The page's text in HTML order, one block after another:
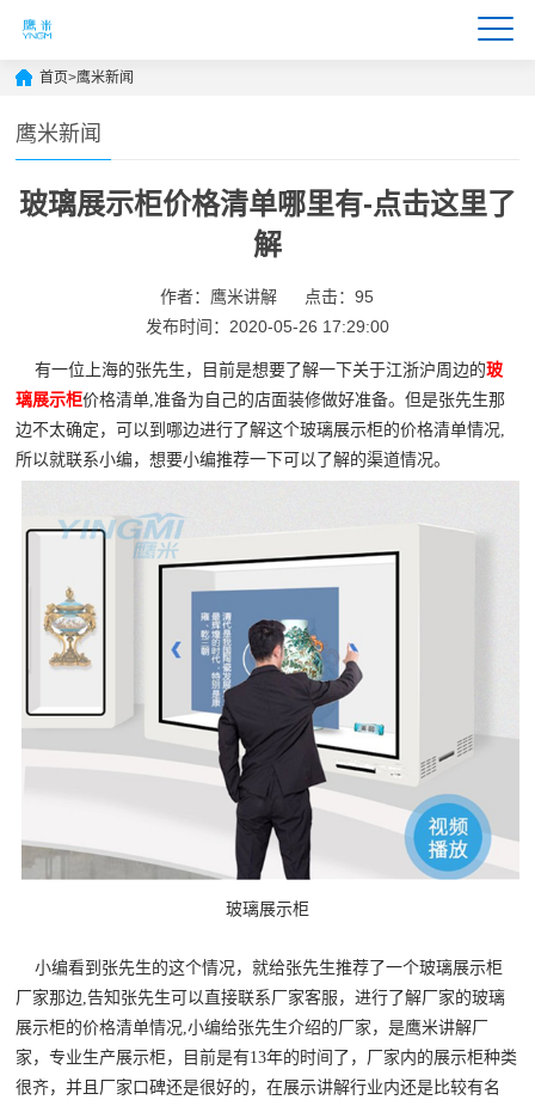
首页>鹰米新闻
鹰米新闻
玻璃展示柜价格清单哪里有-点击这里了
解
作者：鹰米讲解
点击：95
发布时间：2020-05-26 17:29:00
有一位上海的张先生，目前是想要了解一下关于江浙沪周边的玻
璃展示柜价格清单,准备为自己的店面装修做好准备。但是张先生那
边不太确定，可以到哪边进行了解这个玻璃展示柜的价格清单情况,
所以就联系小编，想要小编推荐一下可以了解的渠道情况。
玻璃展示柜
小编看到张先生的这个情况，就给张先生推荐了一个玻璃展示柜
厂家那边,告知张先生可以直接联系厂家客服，进行了解厂家的玻璃
展示柜的价格清单情况,小编给张先生介绍的厂家，是鹰米讲解厂
家，专业生产展示柜，目前是有13年的时间了，厂家内的展示柜种类
很齐，并且厂家口碑还是很好的，在展示讲解行业内还是比较有名